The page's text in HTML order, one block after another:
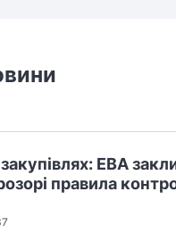
ЕВА
правила